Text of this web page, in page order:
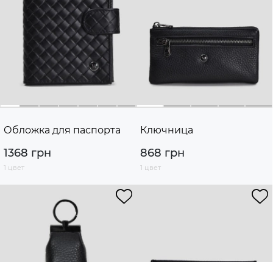
Обложка для паспорта
1368 грн
1 цвет
Ключница
868 грн
1 цвет